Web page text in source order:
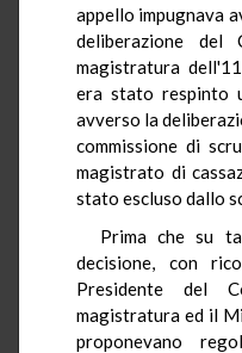
appello impugnava
deliberazione del
magistratura
era stato respinto
avverso la
commissione di
magistrato di
stato escluso dallo
Prima che su
decisione, con
Presidente del
magistratura ed il
proponevano